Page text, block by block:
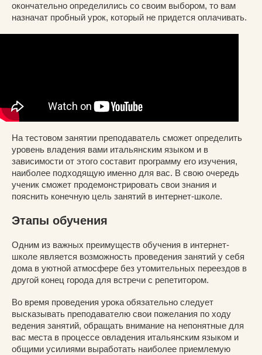
окончательно определились со своим выбором, то вам
назначат пробный урок, который не придется оплачивать.
На тестовом занятии преподаватель сможет определить
уровень владения вами итальянским языком и в
зависимости от этого составит программу его изучения,
наиболее подходящую именно для вас. В свою очередь
ученик сможет продемонстрировать свои знания и
пояснить конечную цель занятий в интернет-школе.
Этапы обучения
Одним из важных преимуществ обучения в интернет-
школе является возможность проведения занятий у себя
дома в уютной атмосфере без утомительных переездов в
другой конец города для встречи с репетитором.
Во время проведения урока обязательно следует
высказывать преподавателю свои пожелания по ходу
ведения занятий, обращать внимание на непонятные для
вас места в процессе овладения итальянским языком и
общими усилиями выработать наиболее приемлемую